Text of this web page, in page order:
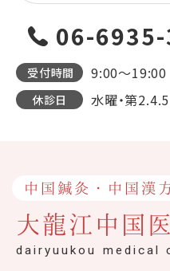
06-
受付時間 9:00～19:00
休診日 水曜・第
中国鍼灸・中国漢
大龍江中国
dairyuukou medical